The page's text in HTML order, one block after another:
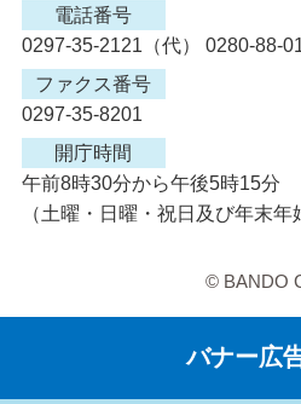
電話番号
0297-35-2121（代） 0280-88-
ファクス番号
0297-35-8201
開庁時間
午前8時30分から午後5時15分
（土曜・日曜・祝日及び年末年
© BANDO
バナー広